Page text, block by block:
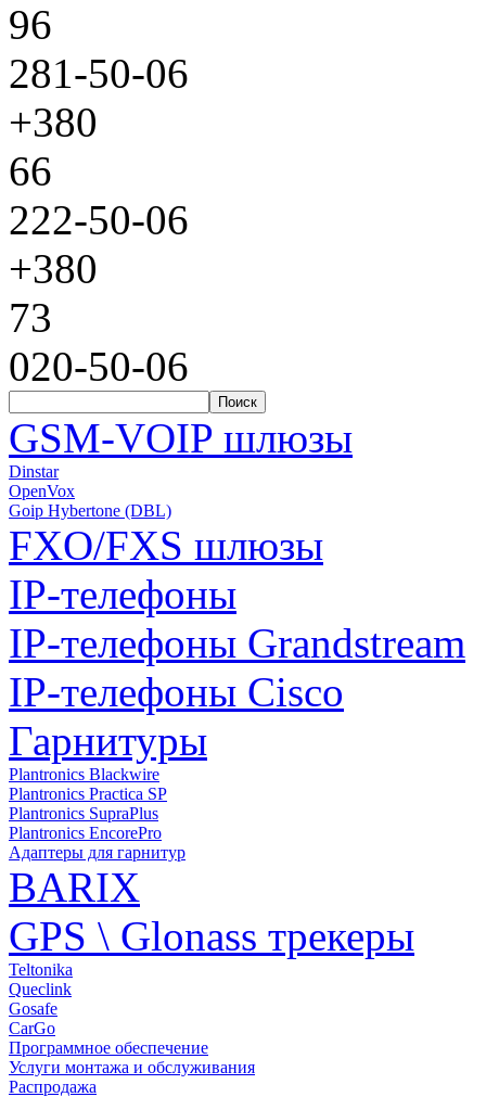
96
281-50-06
+380
66
222-50-06
+380
73
020-50-06
Поиск
GSM-VOIP шлюзы
Dinstar
OpenVox
Goip Hybertone (DBL)
FXO/FXS шлюзы
IP-телефоны
IP-телефоны Grandstream
IP-телефоны Cisco
Гарнитуры
Plantronics Blackwire
Plantronics Practica SP
Plantronics SupraPlus
Plantronics EncorePro
Адаптеры для гарнитур
BARIX
GPS \ Glonass трекеры
Teltonika
Queclink
Gosafe
CarGo
Программное обеспечение
Услуги монтажа и обслуживания
Распродажа